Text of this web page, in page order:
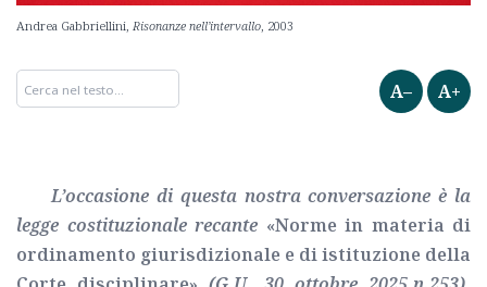
Andrea Gabbriellini, Risonanze nell’intervallo, 2003
A– A+
L’occasione di questa nostra conversazione è la
legge costituzionale recante «Norme in materia di
ordinamento giurisdizionale e di istituzione della